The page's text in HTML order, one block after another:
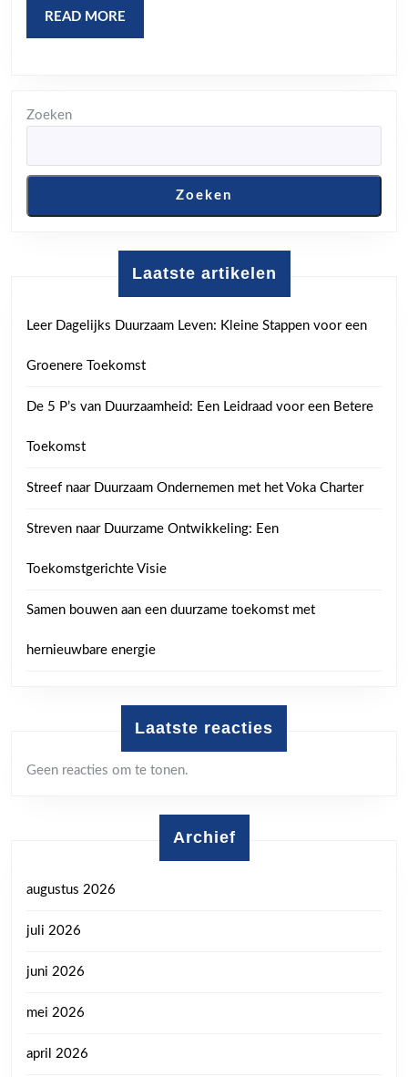
READ MORE
MORE
Zoeken
Zoeken
Laatste artikelen
Leer Dagelijks Duurzaam Leven: Kleine Stappen voor een
Groenere Toekomst
De 5 P’s van Duurzaamheid: Een Leidraad voor een Betere
Toekomst
Streef naar Duurzaam Ondernemen met het Voka Charter
Streven naar Duurzame Ontwikkeling: Een
Toekomstgerichte Visie
Samen bouwen aan een duurzame toekomst met
hernieuwbare energie
Laatste reacties
Geen reacties om te tonen.
Archief
augustus 2026
juli 2026
juni 2026
mei 2026
april 2026